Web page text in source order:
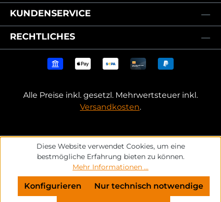
KUNDENSERVICE
RECHTLICHES
Alle Preise inkl. gesetzl. Mehrwertsteuer inkl.
Versandkosten.
Diese Website verwendet Cookies, um eine
bestmögliche Erfahrung bieten zu können.
Mehr Informationen ...
Nur technisch notwendige
Konfigurieren